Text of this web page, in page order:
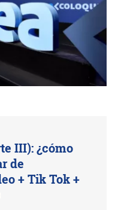
III): ¿cómo
de
+ Tik Tok +